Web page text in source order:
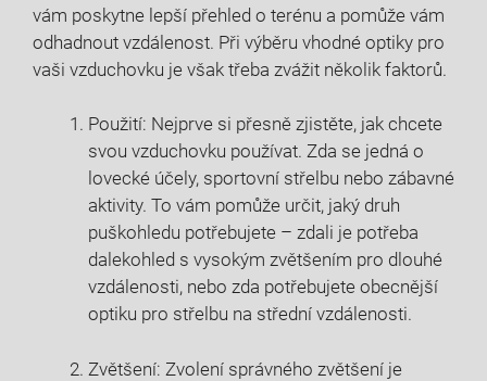
vám poskytne lepší přehled o terénu a pomůže vám
odhadnout vzdálenost. Při výběru vhodné optiky pro
vaši vzduchovku je však třeba zvážit několik faktorů.
Použití: Nejprve si přesně zjistěte, jak chcete
svou vzduchovku používat. Zda se jedná o
lovecké účely, sportovní střelbu nebo zábavné
aktivity. To vám pomůže určit, jaký druh
puškohledu potřebujete – zdali je potřeba
dalekohled s vysokým zvětšením pro dlouhé
vzdálenosti, nebo zda potřebujete obecnější
optiku pro střelbu na střední vzdálenosti.
Zvětšení: Zvolení správného zvětšení je